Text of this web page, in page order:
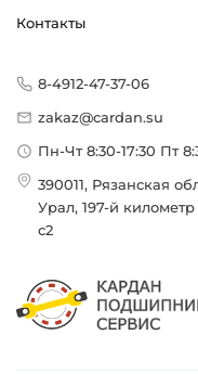
Контакты
8-4912-47-37-06
zakaz@cardan.su
Пн-Чт 8:30-17:30 Пт
390011, Рязанская
Урал, 197-й
с2